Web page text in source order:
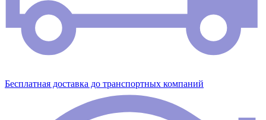
Бесплатная доставка до транспортных компаний